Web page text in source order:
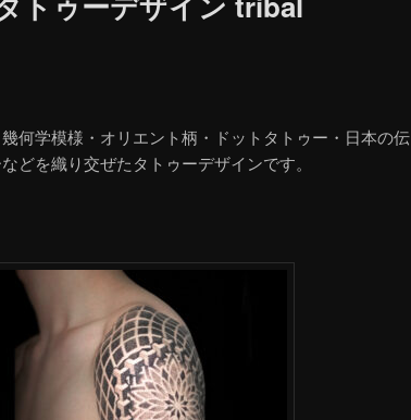
何学模様・オリエント柄・ドットタトゥー・日本の伝
どを織り交ぜたタトゥーデザインです。